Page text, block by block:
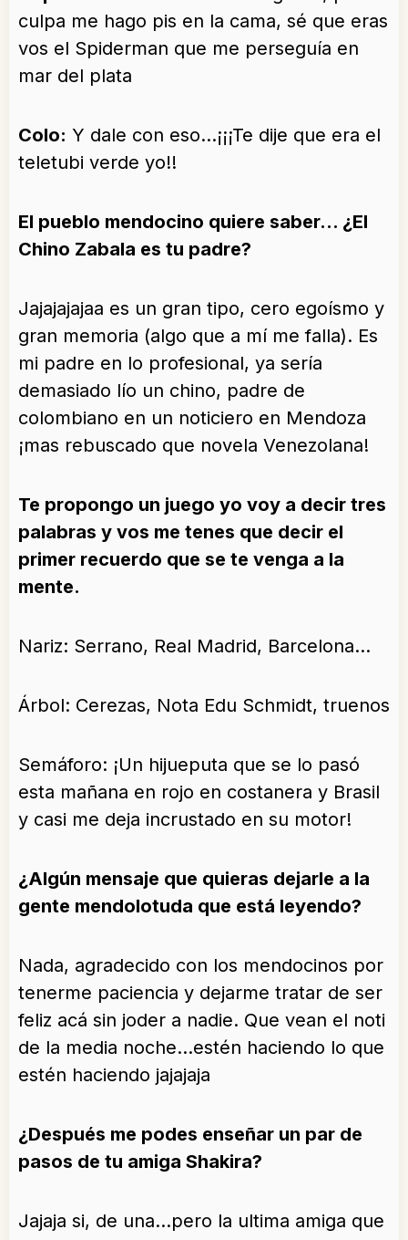
culpa me hago pis en la cama, sé que eras
vos el Spiderman que me perseguía en
mar del plata
Colo: Y dale con eso…¡¡¡Te dije que era el
teletubi verde yo!!
El pueblo mendocino quiere saber… ¿El
Chino Zabala es tu padre?
Jajajajajaa es un gran tipo, cero egoísmo y
gran memoria (algo que a mí me falla). Es
mi padre en lo profesional, ya sería
demasiado lío un chino, padre de
colombiano en un noticiero en Mendoza
¡mas rebuscado que novela Venezolana!
Te propongo un juego yo voy a decir tres
palabras y vos me tenes que decir el
primer recuerdo que se te venga a la
mente.
Nariz: Serrano, Real Madrid, Barcelona…
Árbol: Cerezas, Nota Edu Schmidt, truenos
Semáforo: ¡Un hijueputa que se lo pasó
esta mañana en rojo en costanera y Brasil
y casi me deja incrustado en su motor!
¿Algún mensaje que quieras dejarle a la
gente mendolotuda que está leyendo?
Nada, agradecido con los mendocinos por
tenerme paciencia y dejarme tratar de ser
feliz acá sin joder a nadie. Que vean el noti
de la media noche…estén haciendo lo que
estén haciendo jajajaja
¿Después me podes enseñar un par de
pasos de tu amiga Shakira?
Jajaja si, de una…pero la ultima amiga que